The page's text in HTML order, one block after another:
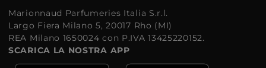
Marionnaud Parfumeries Italia S.r.l.
Largo Fiera Milano 5, 20017 Rho (MI)
REA Milano 1650024 con P.IVA 13425220152.
SCARICA LA NOSTRA APP